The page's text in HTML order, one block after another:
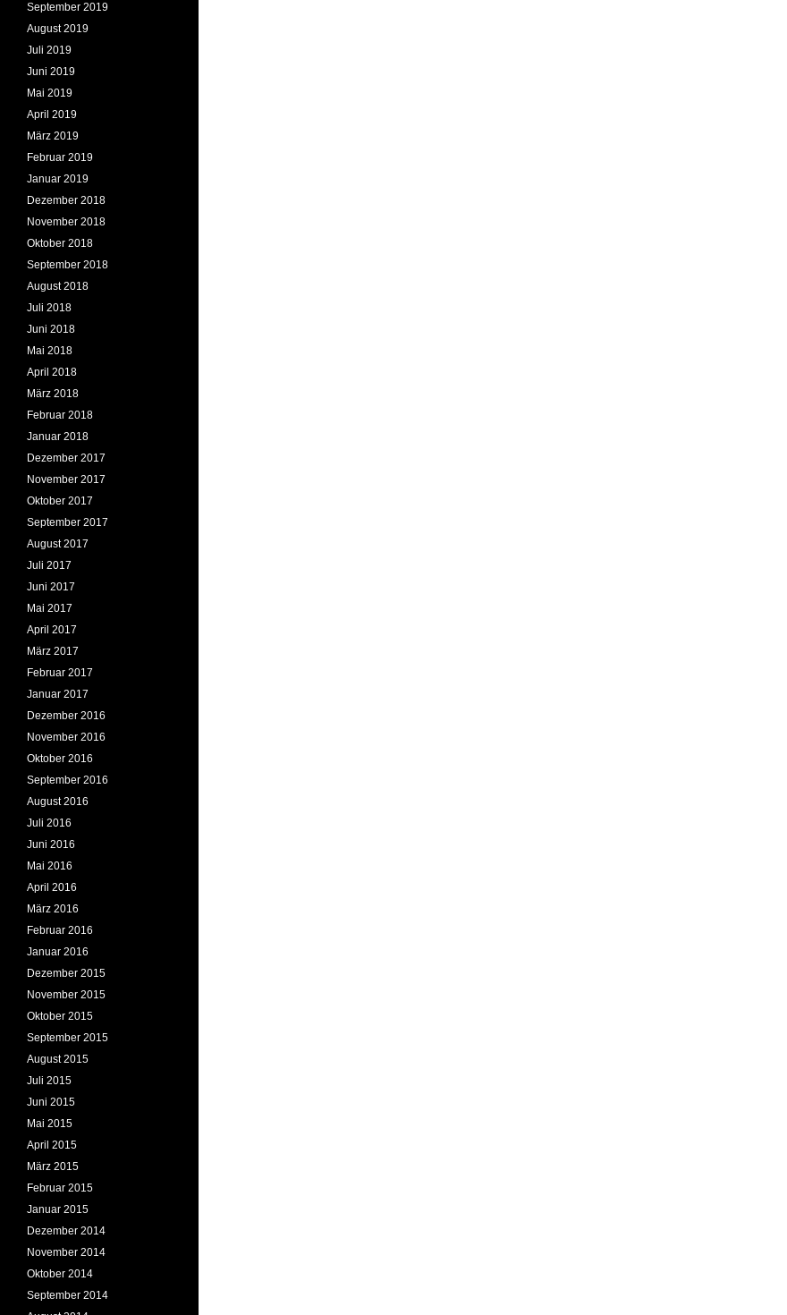
September 2019
August 2019
Juli 2019
Juni 2019
Mai 2019
April 2019
März 2019
Februar 2019
Januar 2019
Dezember 2018
November 2018
Oktober 2018
September 2018
August 2018
Juli 2018
Juni 2018
Mai 2018
April 2018
März 2018
Februar 2018
Januar 2018
Dezember 2017
November 2017
Oktober 2017
September 2017
August 2017
Juli 2017
Juni 2017
Mai 2017
April 2017
März 2017
Februar 2017
Januar 2017
Dezember 2016
November 2016
Oktober 2016
September 2016
August 2016
Juli 2016
Juni 2016
Mai 2016
April 2016
März 2016
Februar 2016
Januar 2016
Dezember 2015
November 2015
Oktober 2015
September 2015
August 2015
Juli 2015
Juni 2015
Mai 2015
April 2015
März 2015
Februar 2015
Januar 2015
Dezember 2014
November 2014
Oktober 2014
September 2014